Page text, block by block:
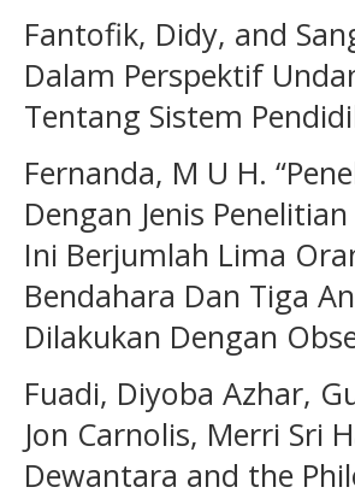
Fantofik, Didy, and
Dalam Perspektif
Tentang Sistem
Fernanda, M U H.
Dengan Jenis
Ini Berjumlah Lima
Bendahara Dan Tiga
Dilakukan Dengan
Fuadi, Diyoba Azhar,
Jon Carnolis, Merri Sri
Dewantara and the